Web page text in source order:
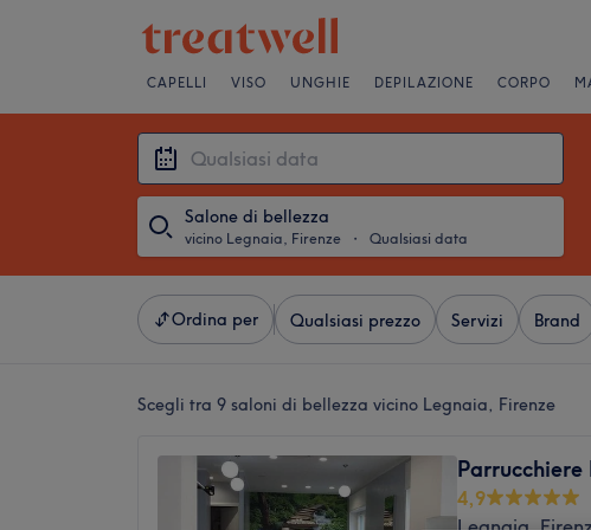
CAPELLI VISO UNGHIE DEPILAZIONE CORPO
Salone di bellezza
vicino Legnaia, Firenze ・ Qualsiasi data
Ordina per Qualsiasi prezzo Servizi Brand
Scegli tra 9 saloni di bellezza vicino Legnaia, Firenze
Parrucchiere
4,9